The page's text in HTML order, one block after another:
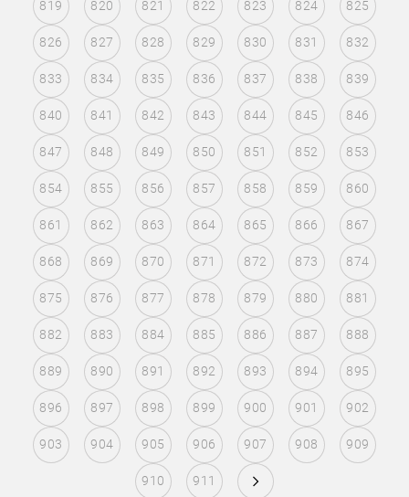
819 820 821 822 823 824 825
826 827 828 829 830 831 832
833 834 835 836 837 838 839
840 841 842 843 844 845 846
847 848 849 850 851 852 853
854 855 856 857 858 859 860
861 862 863 864 865 866 867
868 869 870 871 872 873 874
875 876 877 878 879 880 881
882 883 884 885 886 887 888
889 890 891 892 893 894 895
896 897 898 899 900 901 902
903 904 905 906 907 908 909
910 911